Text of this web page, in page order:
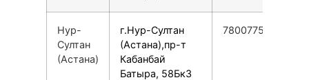
Нур-
Султан
(Астана)
г.Нур-Султан
(Астана),пр-т
Кабанбай
Батыра, 58Бк3
78007753553